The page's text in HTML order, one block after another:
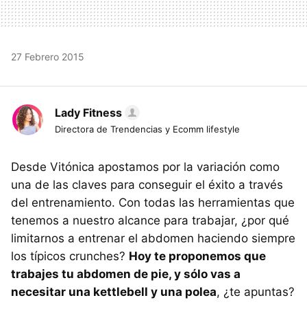
27 Febrero 2015
Lady Fitness
Directora de Trendencias y Ecomm lifestyle
Desde Vitónica apostamos por la variación como
una de las claves para conseguir el éxito a través
del entrenamiento. Con todas las herramientas que
tenemos a nuestro alcance para trabajar, ¿por qué
limitarnos a entrenar el abdomen haciendo siempre
los típicos crunches? Hoy te proponemos que
trabajes tu abdomen de pie, y sólo vas a
necesitar una kettlebell y una polea, ¿te apuntas?